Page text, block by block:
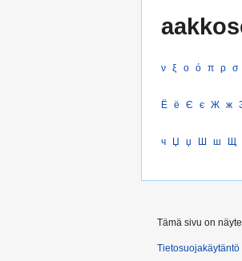
ν ξ ο ό π ρ σ
Ё ё Є є Ж ж
ч Џ џ Ш ш Щ
Tämä sivu on
Tietosuojakäytäntö